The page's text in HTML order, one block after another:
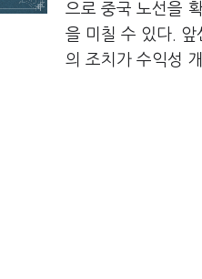
으로 중국 노선을
을 미칠 수 있다. 앞
의 조치가 수익성